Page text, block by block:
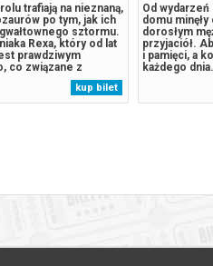
trafiają na nieznaną,
po tym, jak ich
sztormu.
Rexa, który od lat
prawdziwym
co związane z
wymyka się spod
piesków, burmistrz
kup bilet
EDYTA
Piotra
z wielką
precyzyjnie
okazją
piosenki
Osiecką,